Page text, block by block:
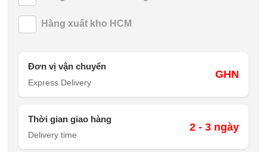
Hàng xuất kho HCM
Đơn vị vận chuyển
Express Delivery
GHN
Thời gian giao hàng
Delivery time
2 - 3 ngày